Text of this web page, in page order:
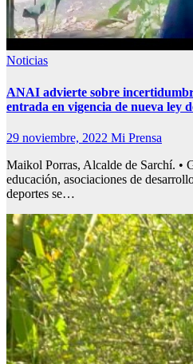
Noticias
ANAI advierte sobre
entrada en vigencia de nueva ley
29 noviembre, 2022 Mi Prensa
Maikol Porras, Alcalde de Sarchí. •
educación, asociaciones de
deportes se…